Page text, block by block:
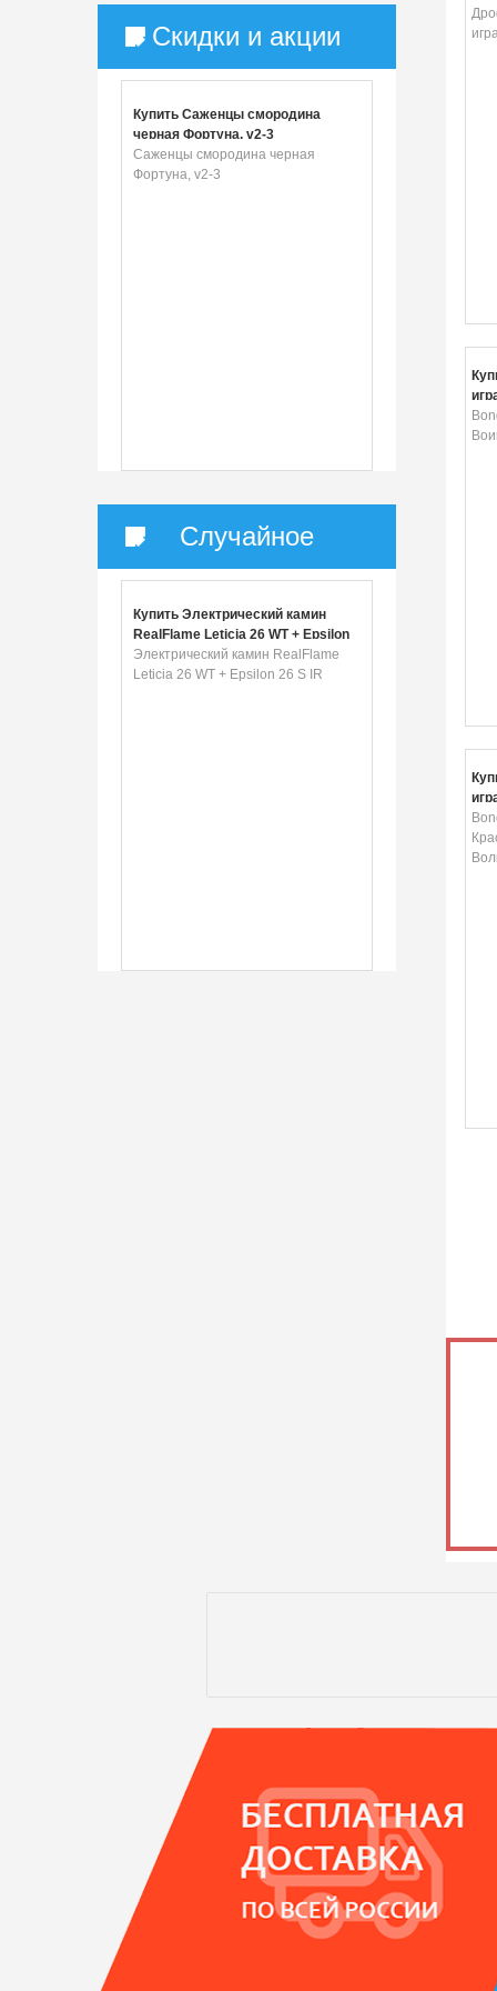
Скидки и акции
Купить Саженцы смородина
черная Фортуна, v2-3
Саженцы смородина черная
Фортуна, v2-3
Случайное
Купить Электрический камин
RealFlame Leticia 26 WT + Epsilon
26 S IR
Электрический камин RealFlame
Leticia 26 WT + Epsilon 26 S IR